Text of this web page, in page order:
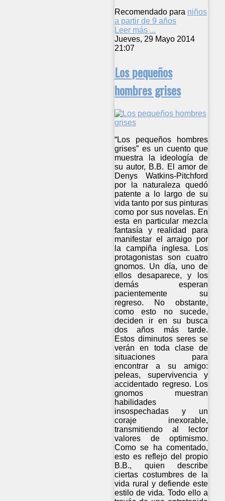
Recomendado para niños
a partir de 9 años
Leer más ...
Jueves, 29 Mayo 2014
21:07
Los pequeños
hombres grises
“Los pequeños hombres
grises” es un cuento que
muestra la ideología de
su autor, B.B. El amor de
Denys Watkins-Pitchford
por la naturaleza quedó
patente a lo largo de su
vida tanto por sus pinturas
como por sus novelas. En
esta en particular mezcla
fantasía y realidad para
manifestar el arraigo por
la campiña inglesa. Los
protagonistas son cuatro
gnomos. Un día, uno de
ellos desaparece, y los
demás esperan
pacientemente su
regreso. No obstante,
como esto no sucede,
deciden ir en su busca
dos años más tarde.
Estos diminutos seres se
verán en toda clase de
situaciones para
encontrar a su amigo:
peleas, supervivencia y
accidentado regreso. Los
gnomos muestran
habilidades
insospechadas y un
coraje inexorable,
transmitiendo al lector
valores de optimismo.
Como se ha comentado,
esto es reflejo del propio
B.B., quien describe
ciertas costumbres de la
vida rural y defiende este
estilo de vida. Todo ello a